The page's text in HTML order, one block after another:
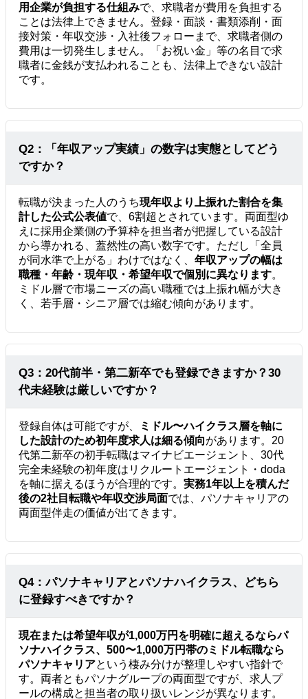
用企業が負担する仕組みで、求職者が費用を負担する
ことは法律上できません。登録・面談・書類添削・面
接対策・年収交渉・入社後フォローまで、求職者側の
費用は一切発生しません。「お祝い金」等の名目で求
職者に金銭が支払われることも、法律上できない設計
です。
Q2：「年収アップ実績」の数字は実態としてどう
ですか？
転職が決まった人のうち現年収より上振れた割合を集
計した公式公表値で、6割超とされています。両面型ゆ
えに採用企業側の予算枠を担当者が把握している設計
から導かれる、蓋然性の高い数字です。ただし「全員
が同水準で上がる」わけではなく、 年収アップの幅は
職種・年齢・現年収・希望年収で個別に異なります。
ミドル層で市場ニーズの高い職種では上振れ幅が大き
く、若手層・シニア層では縮む傾向があります。
Q3：20代前半・第二新卒でも登録できますか？30
代未経験は厳しいですか？
登録自体は可能ですが、
ミドル〜ハイクラス層を軸に
した設計のため初年度求人は細る傾向があります。20
代第二新卒の初手転職はマイナビエージェント、30代
完全未経験の初年度はリクルートエージェント・doda
を軸に据えるほうが合理的です。 実務1年以上を積んだ
後の2社目転職や年収交渉局面では、パソナキャリアの
両面型伴走の価値が出てきます。
Q4：パソナキャリアとパソナハイクラス、どちら
に登録すべきですか？
現在または希望年収が1,000万円を明確に超えるならパ
ソナハイクラス、500〜1,000万円帯のミドル転職なら
パソナキャリアという棲み分けが整理しやすい指針で
す。両者ともパソナグループの両面型ですが、求人プ
ールの構成と担当者の取り扱いレンジが異なります。